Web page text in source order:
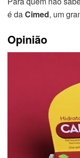
é daCimed, um
Opinião